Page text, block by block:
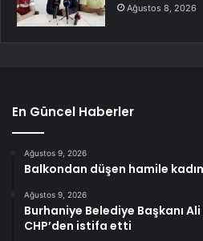
Ağustos 8, 2026
En Güncel Haberler
Ağustos 9, 2026
Balkondan düşen hamile
Ağustos 9, 2026
Burhaniye Belediye Başkanı
CHP’den istifa etti